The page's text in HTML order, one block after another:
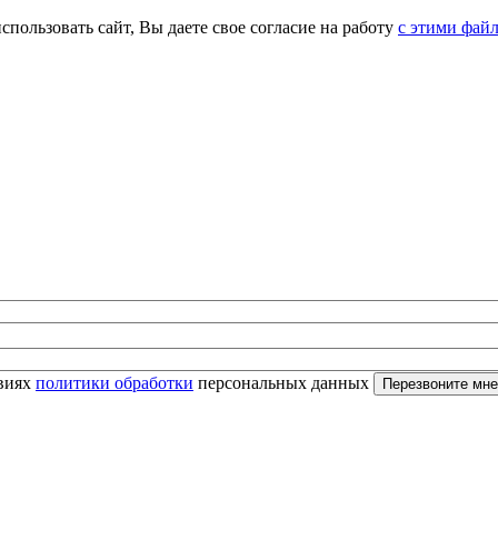
сайт, Вы даете свое согласие на работу с этими
политики обработки персональных данных